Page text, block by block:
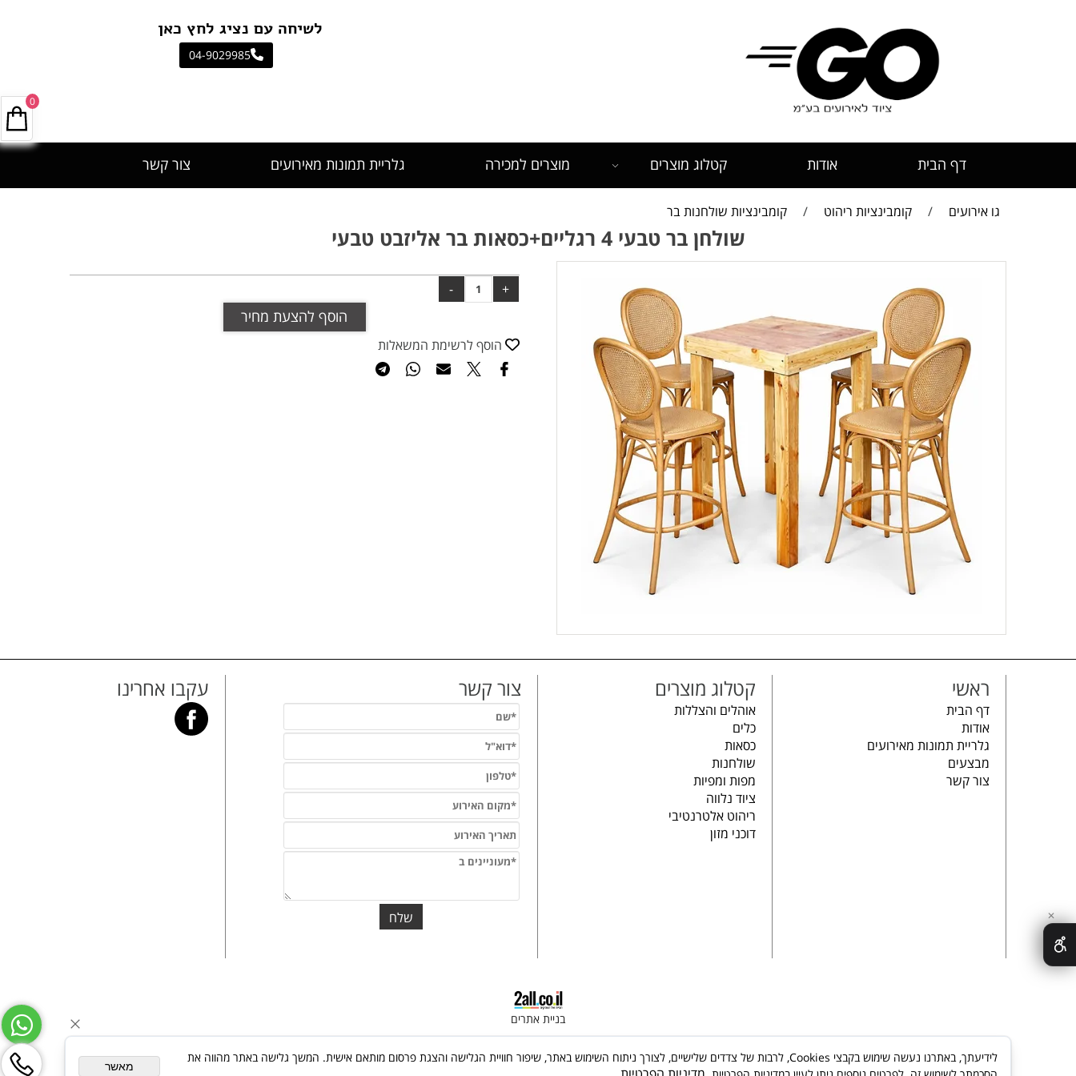
לשיחה עם נציג לחץ כאן
04-9029985
דף הבית אודות קטלוג מוצרים מוצרים למכירה גלריית תמונות מאירועים צור קשר
גו אירועים / קומבינציות ריהוט / קומבינציות שולחנות בר
שולחן בר טבעי 4 רגליים+כסאות בר אליזבט טבעי
הוסף להצעת מחיר
הוסף לרשימת המשאלות
0
ראשי
דף הבית
אודות
גלריית תמונות מאירועים
מבצעים
צור קשר
קטלוג מוצרים
אוהלים והצללות
כלים
כסאות
שולחנות
מפות ומפיות
ציוד נלווה
ריהוט אלטרנטיבי
דוכני מזון
צור קשר עקבו אחרינו
בניית אתרים
✕
לידיעתך, באתרנו נעשה שימוש בקבצי Cookies, לרבות של צדדים שלישיים, לצורך ניתוח השימוש באתר, שיפור חוויית הגלישה והצגת פרסום מותאם אישית. המשך גלישה באתר מהווה את
מאשר